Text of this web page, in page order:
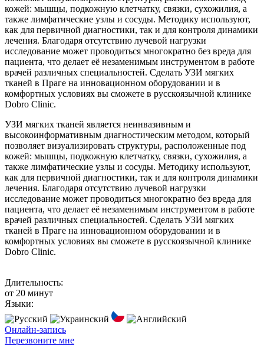
кожей: мышцы, подкожную клетчатку, связки, сухожилия, а
также лимфатические узлы и сосуды. Методику используют,
как для первичной диагностики, так и для контроля динамики
лечения. Благодаря отсутствию лучевой нагрузки
исследование может проводиться многократно без вреда для
пациента, что делает её незаменимым инструментом в работе
врачей различных специальностей. Сделать УЗИ мягких
тканей в Праге на инновационном оборудовании и в
комфортных условиях вы сможете в русскоязычной клинике
Dobro Clinic.
УЗИ мягких тканей является неинвазивным и
высокоинформативным диагностическим методом, который
позволяет визуализировать структуры, расположенные под
кожей: мышцы, подкожную клетчатку, связки, сухожилия, а
также лимфатические узлы и сосуды. Методику используют,
как для первичной диагностики, так и для контроля динамики
лечения. Благодаря отсутствию лучевой нагрузки
исследование может проводиться многократно без вреда для
пациента, что делает её незаменимым инструментом в работе
врачей различных специальностей. Сделать УЗИ мягких
тканей в Праге на инновационном оборудовании и в
комфортных условиях вы сможете в русскоязычной клинике
Dobro Clinic.
Длительность:
от 20 минут
Языки:
Онлайн-запись
Перезвоните мне